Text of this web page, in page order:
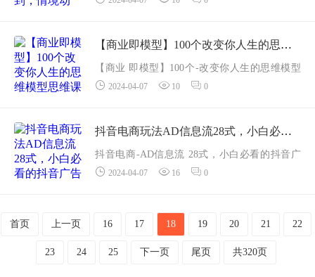
人课程内容：001-打造知识网红...
【商业即模型】100个改变你人生的思维模型思维课20节无水印
【商业 即模型】100个-改变你人生的思维模型
思维课-20节-无水印课程内容:001-学习完整课程
X心...
2024-04-07 10 0
抖音电商玩法AD信息流28式，小白必看的抖音广告投放课程29节
抖音电商-AD信息流 28式，小白必看的抖音广
告投放课程-29节课程内容：1、抖音电商开户需
营？3、抖音电商需要注意哪...
2024-04-07 16 0
首页 上一页 16 17 18 19 20 21 22
23 24 25 下一页 尾页 共320页